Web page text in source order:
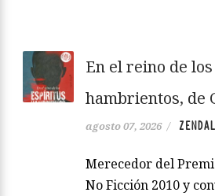
En el reino de
hambrientos, de
agosto 07, 2026 /
Merecedor del
No Ficción 2010 y